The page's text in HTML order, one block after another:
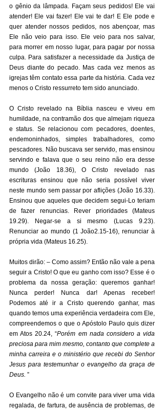
o gênio da lâmpada. Façam seus pedidos! Ele vai
atender! Ele vai fazer! Ele vai te dar! E Ele pode e
quer atender nossos pedidos, nos abençoar, mas
Ele não veio para isso. Ele veio para nos salvar,
para morrer em nosso lugar, para pagar por nossa
culpa. Para satisfazer a necessidade da Justiça de
Deus diante do pecado. Mas cada vez menos as
igrejas têm contato essa parte da história. Cada vez
menos o Cristo ressurreto tem sido anunciado.
O Cristo revelado na Bíblia nasceu e viveu em
humildade, na contramão dos que almejam riqueza
e status. Se relacionou com pecadores, doentes,
endemoninhados, simples trabalhadores, como
pescadores. Não buscava ser servido, mas ensinou
servindo e falava que o seu reino não era desse
mundo (João 18.36), O Cristo revelado nas
escrituras ensinou que não seria possível viver
neste mundo sem passar por aflições (João 16.33).
Ensinou que aqueles que decidem segui-Lo teriam
de fazer renuncias. Rever prioridades (Mateus
19.29). Negar-se a si mesmo (Lucas 9.23).
Renunciar ao mundo (1 João2.15-16), renunciar à
própria vida (Mateus 16.25).
Muitos dirão: – Como assim? Então não vale a pena
seguir a Cristo! O que eu ganho com isso? Esse é o
problema da nossa geração: queremos ganhar!
Nunca perder! Nunca dar! Apenas receber!
Podemos até ir a Cristo querendo ganhar, mas
quando temos uma experiência verdadeira com Ele,
compreendemos o que o Apóstolo Paulo quis dizer
em Atos 20.24, “Porém em nada considero a vida
preciosa para mim mesmo, contanto que complete a
minha carreira e o ministério que recebi do Senhor
Jesus para testemunhar o evangelho da graça de
Deus. ”
O Evangelho não é um convite para viver uma vida
regalada, de fartura, de ausência de problemas, de